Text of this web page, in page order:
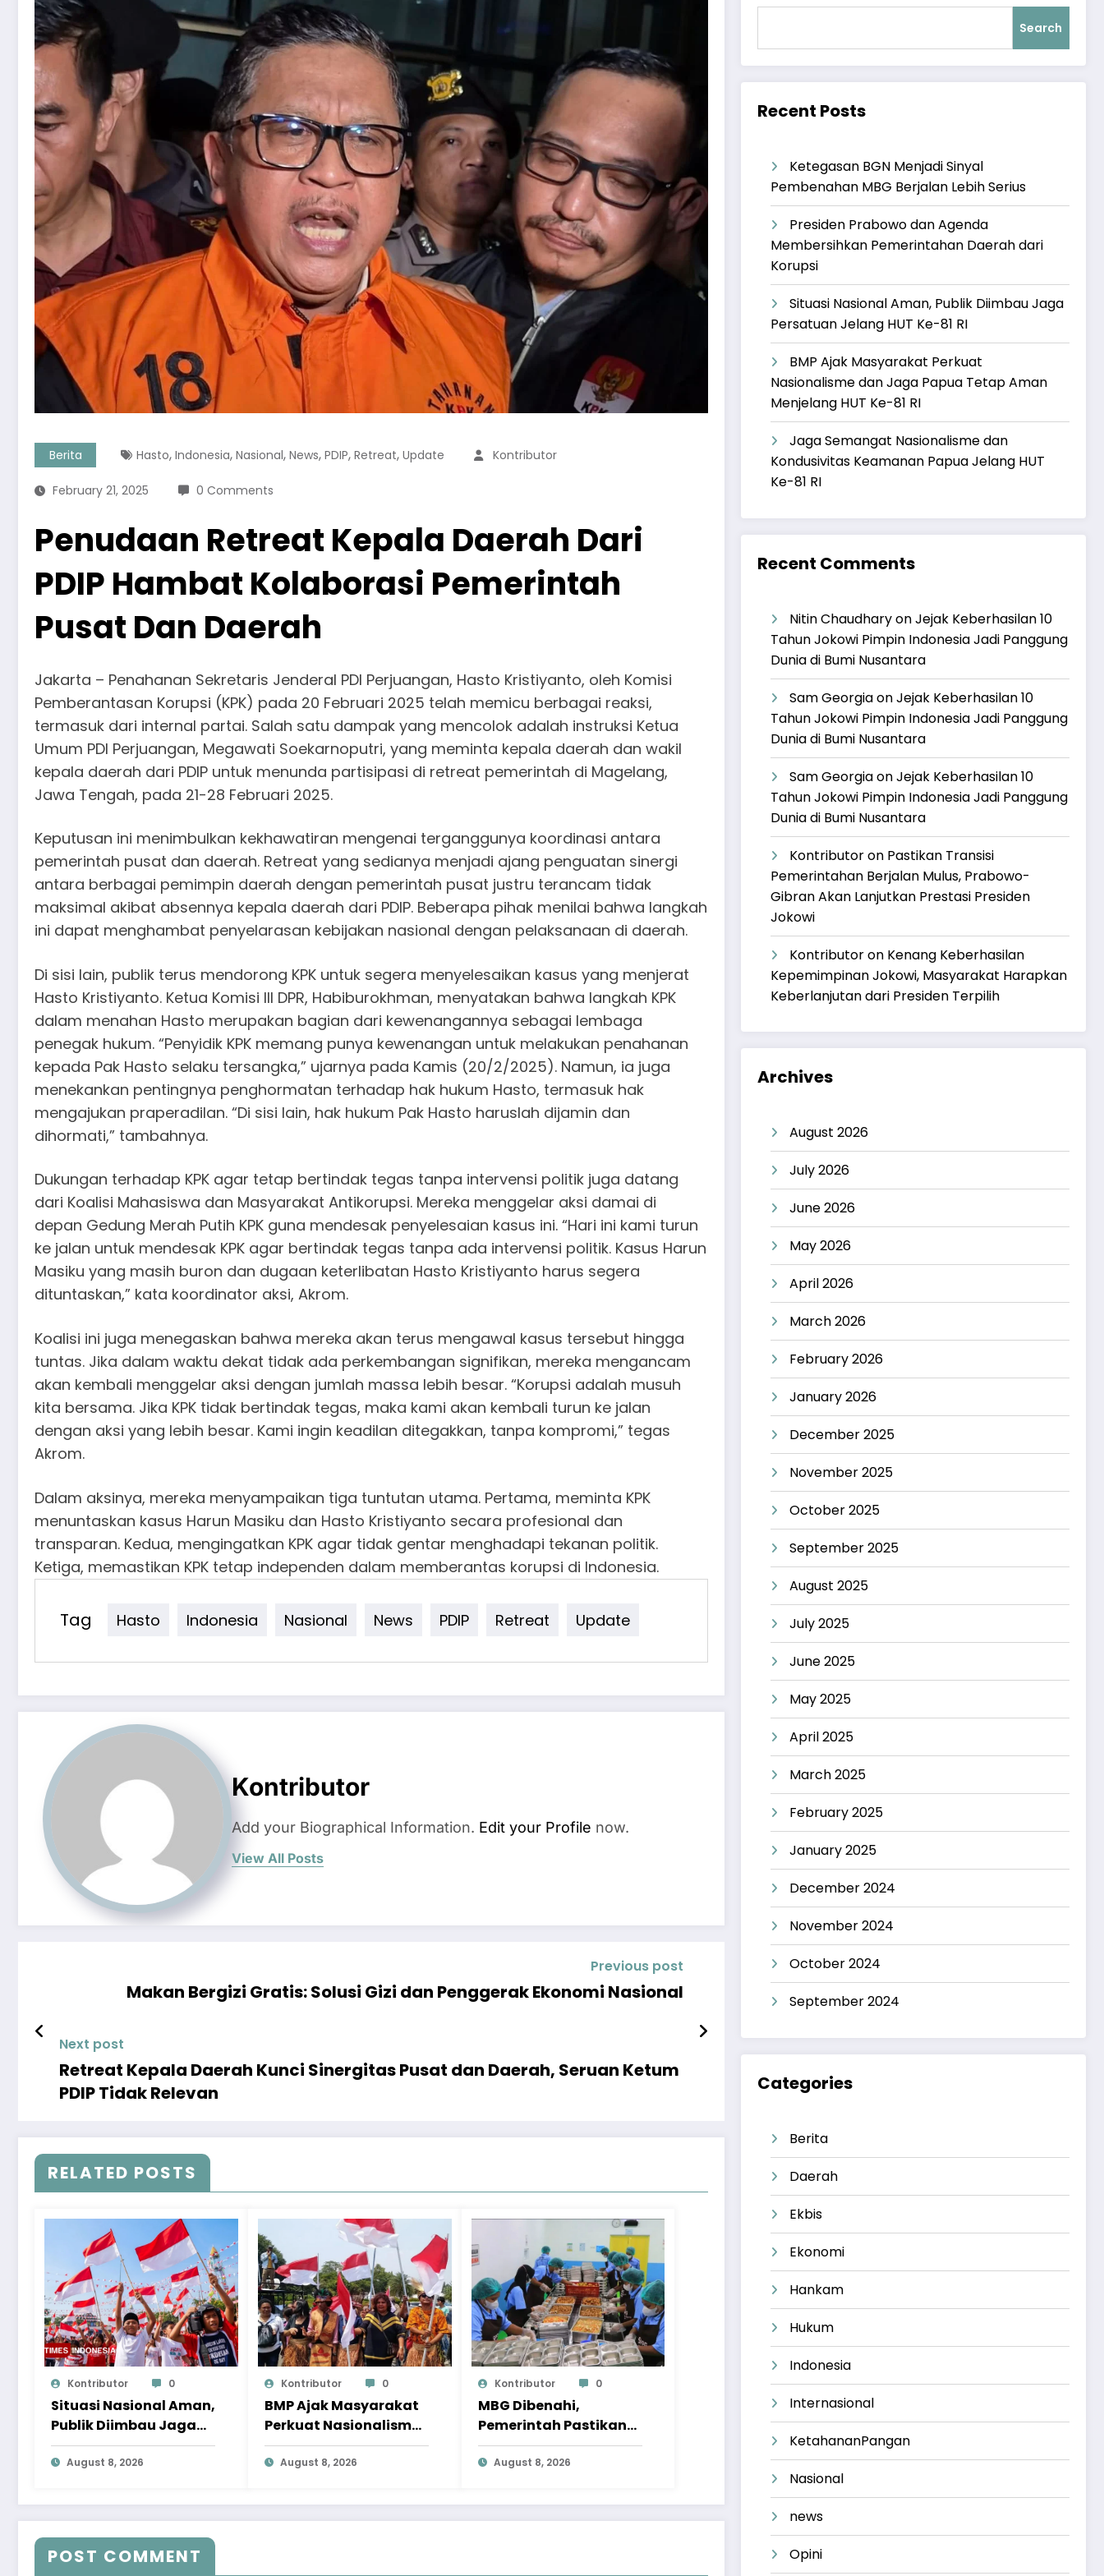
Berita Hasto, Indonesia, Nasional, News, PDIP, Retreat, Update Kontributor
February 21, 2025 0 Comments
Penudaan Retreat Kepala Daerah Dari
PDIP Hambat Kolaborasi Pemerintah
Pusat Dan Daerah
Jakarta – Penahanan Sekretaris Jenderal PDI Perjuangan, Hasto Kristiyanto, oleh Komisi
Pemberantasan Korupsi (KPK) pada 20 Februari 2025 telah memicu berbagai reaksi,
termasuk dari internal partai. Salah satu dampak yang mencolok adalah instruksi Ketua
Umum PDI Perjuangan, Megawati Soekarnoputri, yang meminta kepala daerah dan wakil
kepala daerah dari PDIP untuk menunda partisipasi di retreat pemerintah di Magelang,
Jawa Tengah, pada 21-28 Februari 2025.
Keputusan ini menimbulkan kekhawatiran mengenai terganggunya koordinasi antara
pemerintah pusat dan daerah. Retreat yang sedianya menjadi ajang penguatan sinergi
antara berbagai pemimpin daerah dengan pemerintah pusat justru terancam tidak
maksimal akibat absennya kepala daerah dari PDIP. Beberapa pihak menilai bahwa langkah
ini dapat menghambat penyelarasan kebijakan nasional dengan pelaksanaan di daerah.
Di sisi lain, publik terus mendorong KPK untuk segera menyelesaikan kasus yang menjerat
Hasto Kristiyanto. Ketua Komisi III DPR, Habiburokhman, menyatakan bahwa langkah KPK
dalam menahan Hasto merupakan bagian dari kewenangannya sebagai lembaga
penegak hukum. “Penyidik KPK memang punya kewenangan untuk melakukan penahanan
kepada Pak Hasto selaku tersangka,” ujarnya pada Kamis (20/2/2025). Namun, ia juga
menekankan pentingnya penghormatan terhadap hak hukum Hasto, termasuk hak
mengajukan praperadilan. “Di sisi lain, hak hukum Pak Hasto haruslah dijamin dan
dihormati,” tambahnya.
Dukungan terhadap KPK agar tetap bertindak tegas tanpa intervensi politik juga datang
dari Koalisi Mahasiswa dan Masyarakat Antikorupsi. Mereka menggelar aksi damai di
depan Gedung Merah Putih KPK guna mendesak penyelesaian kasus ini. “Hari ini kami turun
ke jalan untuk mendesak KPK agar bertindak tegas tanpa ada intervensi politik. Kasus Harun
Masiku yang masih buron dan dugaan keterlibatan Hasto Kristiyanto harus segera
dituntaskan,” kata koordinator aksi, Akrom.
Koalisi ini juga menegaskan bahwa mereka akan terus mengawal kasus tersebut hingga
tuntas. Jika dalam waktu dekat tidak ada perkembangan signifikan, mereka mengancam
akan kembali menggelar aksi dengan jumlah massa lebih besar. “Korupsi adalah musuh
kita bersama. Jika KPK tidak bertindak tegas, maka kami akan kembali turun ke jalan
dengan aksi yang lebih besar. Kami ingin keadilan ditegakkan, tanpa kompromi,” tegas
Akrom.
Dalam aksinya, mereka menyampaikan tiga tuntutan utama. Pertama, meminta KPK
menuntaskan kasus Harun Masiku dan Hasto Kristiyanto secara profesional dan
transparan. Kedua, mengingatkan KPK agar tidak gentar menghadapi tekanan politik.
Ketiga, memastikan KPK tetap independen dalam memberantas korupsi di Indonesia.
Tag Hasto Indonesia Nasional News PDIP Retreat Update
Kontributor
Add your Biographical Information. Edit your Profile now.
View All Posts
Previous post
Makan Bergizi Gratis: Solusi Gizi dan Penggerak Ekonomi Nasional
Next post
Retreat Kepala Daerah Kunci Sinergitas Pusat dan Daerah, Seruan Ketum
PDIP Tidak Relevan
RELATED POSTS
Kontributor 0
Situasi Nasional Aman,
Publik Diimbau Jaga
Persatuan Jelang HUT
Ke-81 RI
August 8, 2026
Kontributor 0
BMP Ajak Masyarakat
Perkuat Nasionalisme
dan Jaga Papua Tetap
Aman Menjelang HUT
August 8, 2026
Kontributor 0
MBG Dibenahi,
Pemerintah Pastikan
Insiden Pangan
Ditangani Lebih Serius
August 8, 2026
POST COMMENT
Search
Recent Posts
Ketegasan BGN Menjadi Sinyal
Pembenahan MBG Berjalan Lebih Serius
Presiden Prabowo dan Agenda
Membersihkan Pemerintahan Daerah dari
Korupsi
Situasi Nasional Aman, Publik Diimbau Jaga
Persatuan Jelang HUT Ke-81 RI
BMP Ajak Masyarakat Perkuat
Nasionalisme dan Jaga Papua Tetap Aman
Menjelang HUT Ke-81 RI
Jaga Semangat Nasionalisme dan
Kondusivitas Keamanan Papua Jelang HUT
Ke-81 RI
Recent Comments
Nitin ChaudharyonJejak Keberhasilan 10
Tahun Jokowi Pimpin Indonesia Jadi Panggung
Dunia di Bumi Nusantara
Sam GeorgiaonJejak Keberhasilan 10
Tahun Jokowi Pimpin Indonesia Jadi Panggung
Dunia di Bumi Nusantara
Sam GeorgiaonJejak Keberhasilan 10
Tahun Jokowi Pimpin Indonesia Jadi Panggung
Dunia di Bumi Nusantara
Kontributoron Pastikan Transisi
Pemerintahan Berjalan Mulus, Prabowo-
Gibran Akan Lanjutkan Prestasi Presiden
Jokowi
Kontributoron Kenang Keberhasilan
Kepemimpinan Jokowi, Masyarakat Harapkan
Keberlanjutan dari Presiden Terpilih
Archives
August 2026
July 2026
June 2026
May 2026
April 2026
March 2026
February 2026
January 2026
December 2025
November 2025
October 2025
September 2025
August 2025
July 2025
June 2025
May 2025
April 2025
March 2025
February 2025
January 2025
December 2024
November 2024
October 2024
September 2024
Categories
Berita
Daerah
Ekbis
Ekonomi
Hankam
Hukum
Indonesia
Internasional
KetahananPangan
Nasional
news
Opini